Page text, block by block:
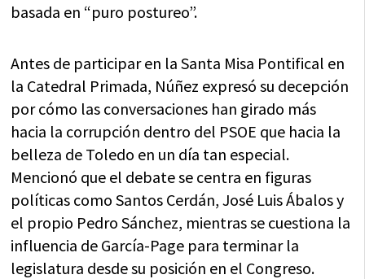
basada en “puro postureo”.
Antes de participar en la Santa Misa Pontifical en
la Catedral Primada, Núñez expresó su decepción
por cómo las conversaciones han girado más
hacia la corrupción dentro del PSOE que hacia la
belleza de Toledo en un día tan especial.
Mencionó que el debate se centra en figuras
políticas como Santos Cerdán, José Luis Ábalos y
el propio Pedro Sánchez, mientras se cuestiona la
influencia de García-Page para terminar la
legislatura desde su posición en el Congreso.